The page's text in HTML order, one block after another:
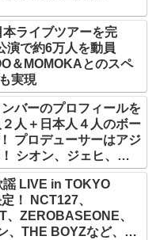
本ライブツアーを完
演で約6万人を動員
＆MOMOKAとのスペ
実現
バーのプロフィールを
人＋日本人４人のボー
プロデューサーはアジ
シオン、ジェヒ、リ
ョウ、サクヤの魅力を
謡 LIVE in TOKYO
！ NCT127、
、ZEROBASEONE、
、THE BOYZなど、豪